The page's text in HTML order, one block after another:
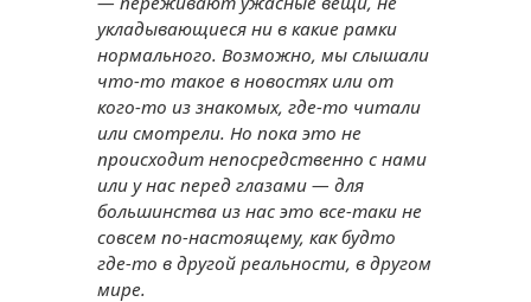
укладывающиеся ни в какие рамки
нормального. Возможно, мы слышали
что-то такое в новостях или от
кого-то из знакомых, где-то читали
или смотрели. Но пока это не
происходит непосредственно с нами
или у нас перед глазами — для
большинства из нас это все-таки не
совсем по-настоящему, как будто
где-то в другой реальности, в другом
мире.